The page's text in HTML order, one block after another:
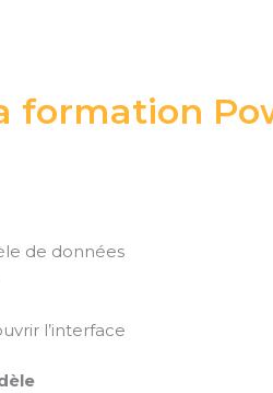
formation
de données
l’interface